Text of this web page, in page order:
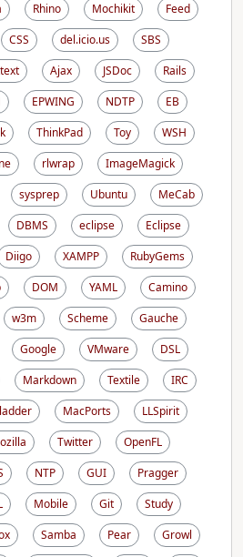
Rhino Mochikit
Feed
CSS del.icio.us
SBS
Ajax JSDoc
Rails
EPWING NDTP
EB
ThinkPad Toy
WSH
rlwrap
ImageMagick
sysprep Ubuntu
MeCab
DBMS eclipse
Eclipse
Diigo XAMPP
RubyGems
DOM YAML
Camino
w3m Scheme
Gauche
Google VMware
DSL
Markdown Textile
IRC
MacPorts
LLSpirit
Twitter
OpenFL
NTP GUI
Pragger
Mobile Git
Study
Samba Pear
Growl